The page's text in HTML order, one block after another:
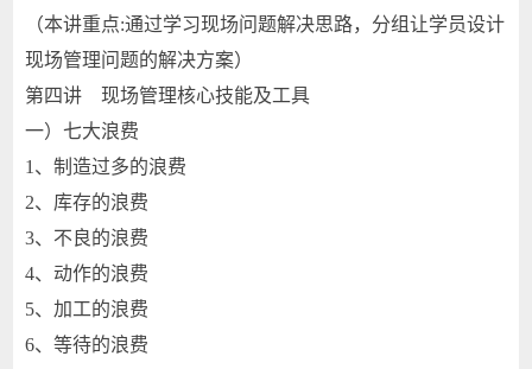
（本讲重点:通过学习现场问题解决思路，分组让学员设计
现场管理问题的解决方案）
第四讲 现场管理核心技能及工具
一）七大浪费
1、制造过多的浪费
2、库存的浪费
3、不良的浪费
4、动作的浪费
5、加工的浪费
6、等待的浪费